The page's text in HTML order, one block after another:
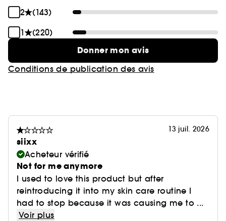
2
(143)
1
(220)
Donner mon avis
Conditions de publication des avis
13 juil. 2026
siixx
Acheteur vérifié
Not for me anymore
I used to love this product but after
reintroducing it into my skin care routine I
had to stop because it was causing me to ...
Voir plus